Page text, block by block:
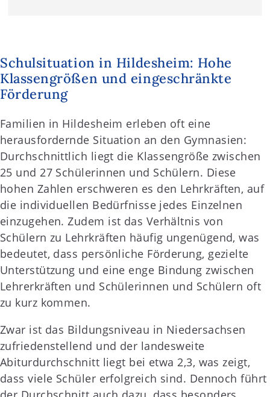
Schulsituation in Hildesheim: Hohe
Klassengrößen und eingeschränkte
Förderung
Familien in Hildesheim erleben oft eine
herausfordernde Situation an den Gymnasien:
Durchschnittlich liegt die Klassengröße zwischen
25 und 27 Schülerinnen und Schülern. Diese
hohen Zahlen erschweren es den Lehrkräften, auf
die individuellen Bedürfnisse jedes Einzelnen
einzugehen. Zudem ist das Verhältnis von
Schülern zu Lehrkräften häufig ungenügend, was
bedeutet, dass persönliche Förderung, gezielte
Unterstützung und eine enge Bindung zwischen
Lehrerkräften und Schülerinnen und Schülern oft
zu kurz kommen.
Zwar ist das Bildungsniveau in Niedersachsen
zufriedenstellend und der landesweite
Abiturdurchschnitt liegt bei etwa 2,3, was zeigt,
dass viele Schüler erfolgreich sind. Dennoch führt